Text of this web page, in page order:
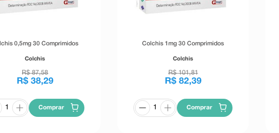
0,5mg 30 Comprimidos
Colchis
R$ 87,58
R$ 38,29
Comprar
Colchis 1mg 30 Comprimidos
Colchis
R$ 101,81
R$ 82,39
Comprar